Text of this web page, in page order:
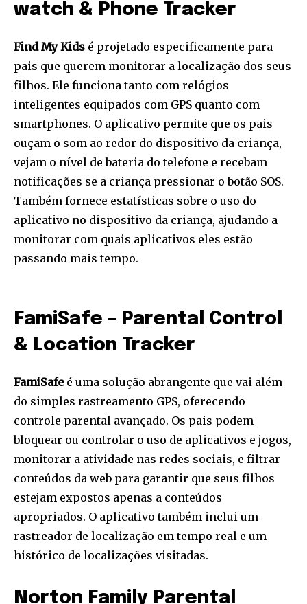
watch & Phone Tracker
Find My Kids é projetado especificamente para
pais que querem monitorar a localização dos seus
filhos. Ele funciona tanto com relógios
inteligentes equipados com GPS quanto com
smartphones. O aplicativo permite que os pais
ouçam o som ao redor do dispositivo da criança,
vejam o nível de bateria do telefone e recebam
notificações se a criança pressionar o botão SOS.
Também fornece estatísticas sobre o uso do
aplicativo no dispositivo da criança, ajudando a
monitorar com quais aplicativos eles estão
passando mais tempo.
FamiSafe – Parental Control
& Location Tracker
FamiSafeé uma solução abrangente que vai além
do simples rastreamento GPS, oferecendo
controle parental avançado. Os pais podem
bloquear ou controlar o uso de aplicativos e jogos,
monitorar a atividade nas redes sociais, e filtrar
conteúdos da web para garantir que seus filhos
estejam expostos apenas a conteúdos
apropriados. O aplicativo também inclui um
rastreador de localização em tempo real e um
histórico de localizações visitadas.
Norton Family Parental